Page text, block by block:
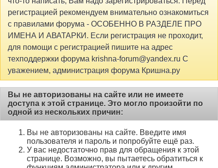
регистрацией рекомендуем внимательно ознакомиться
с правилами форума - ОСОБЕННО В РАЗДЕЛЕ ПРО
ИМЕНА И АВАТАРКИ. Если регистрация не проходит,
для помощи с регистрацией пишите на адрес
техподдержки форума krishna-forum@yandex.ru С
уважением, администрация форума Кришна.ру
Вы не авторизованы на сайте или не имеете
доступа к этой странице. Это могло произойти по
одной из нескольких причин:
Вы не авторизованы на сайте. Введите имя
пользователя и пароль и попробуйте ещё раз.
У вас недостаточно прав для обращения к этой
странице. Возможно, вы пытаетесь обратиться к